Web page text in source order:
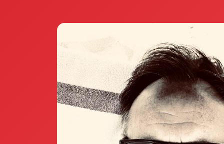
Scopri Club di Più
Le testimonianze
La fondatrice Valeria